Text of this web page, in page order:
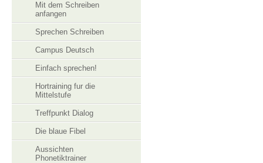
Mit dem Schreiben
anfangen
Sprechen Schreiben
Campus Deutsch
Einfach sprechen!
Hortraining fur die
Mittelstufe
Treffpunkt Dialog
Die blaue Fibel
Aussichten
Phonetiktrainer